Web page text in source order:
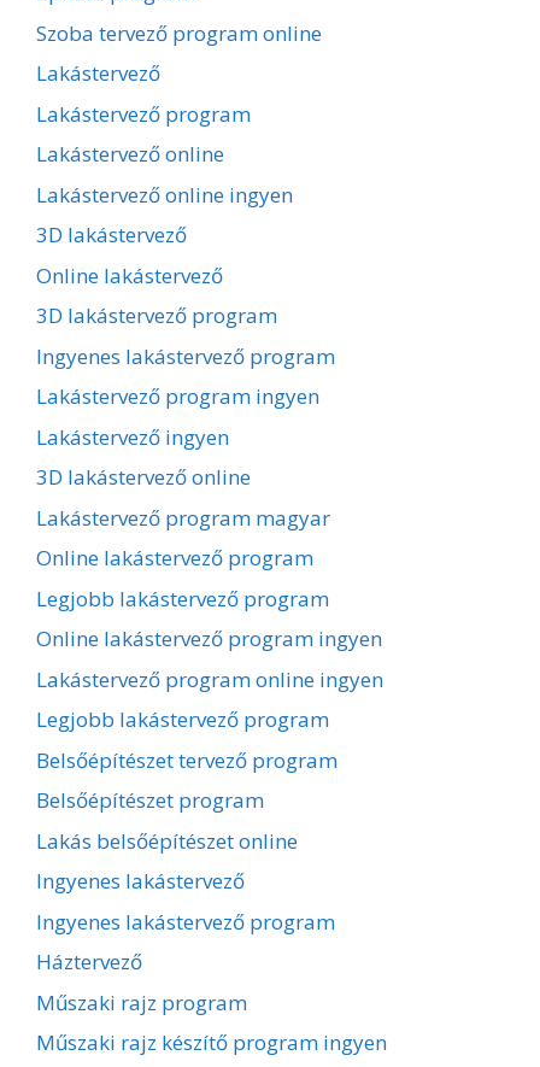
Szoba tervező program online
Lakástervező
Lakástervező program
Lakástervező online
Lakástervező online ingyen
3D lakástervező
Online lakástervező
3D lakástervező program
Ingyenes lakástervező program
Lakástervező program ingyen
Lakástervező ingyen
3D lakástervező online
Lakástervező program magyar
Online lakástervező program
Legjobb lakástervező program
Online lakástervező program ingyen
Lakástervező program online ingyen
Legjobb lakástervező program
Belsőépítészet tervező program
Belsőépítészet program
Lakás belsőépítészet online
Ingyenes lakástervező
Ingyenes lakástervező program
Háztervező
Műszaki rajz program
Műszaki rajz készítő program ingyen